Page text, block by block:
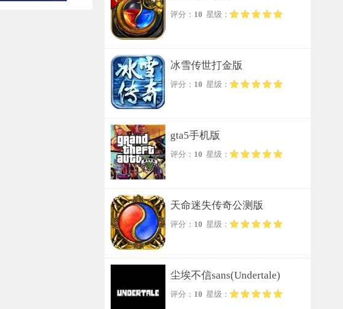
评分： 10 星级：
冰雪传世打金版
评分： 10 星级：
gta5手机版
评分： 10 星级：
天命迷失传奇公测版
评分： 10 星级：
尘埃不信sans(Undertale)
评分： 10 星级：